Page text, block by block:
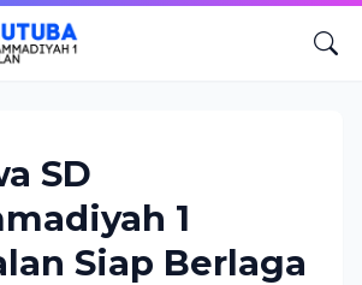
SD
1
Siap Berlaga